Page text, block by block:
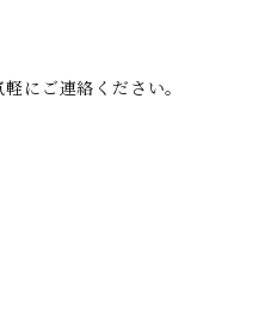
にご連絡ください。